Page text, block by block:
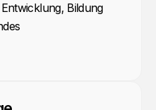
Bildung